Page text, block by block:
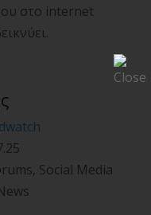
στο internet
Social Media